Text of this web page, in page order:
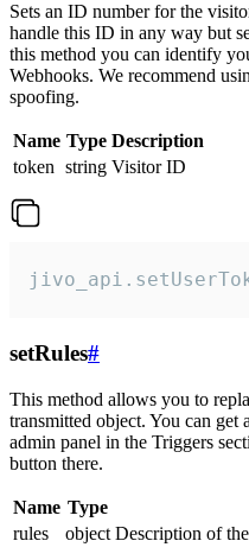
Sets an ID number for the
handle this ID in any way but
this method you can identify
Webhooks. We recommend
spoofing.
Name Type Description
token string Visitor ID
setRules#
This method allows you to
transmitted object. You can get
admin panel in the Triggers
button there.
Name Type
rules
object Description of